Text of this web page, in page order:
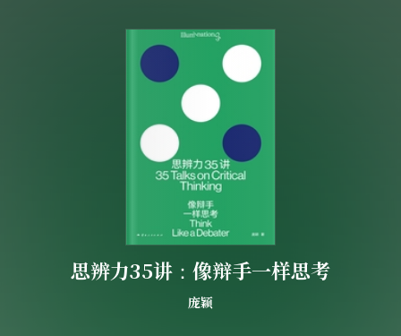
思辨力35讲：像辩手一样思考
庞颖